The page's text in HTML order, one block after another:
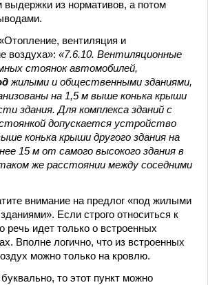
из нормативов, а потом
вентиляция и
воздуха»: «7.6.10. Вентиляционные
стоянок автомобилей,
жилыми и общественными зданиями,
на 1,5 м выше конька крыши
здания. Для комплекса зданий с
допускается устройство
конька крыши другого здания на
15 м от самого высокого здания в
же расстоянии между соседними
внимание на предлог «под жилыми
Если строго относиться к
речь идет только о встроенных
Вполне логично, что из встроенных
можно только на кровлю.
то этот пункт можно